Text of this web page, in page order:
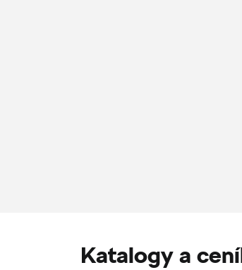
Katalogy a